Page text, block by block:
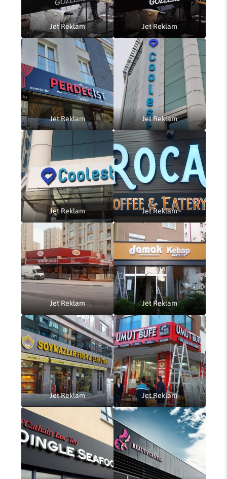
Jet Reklam Jet Reklam
Jet Reklam Jet Reklam
Jet Reklam Jet Reklam
Jet Reklam Jet Reklam
Jet Reklam Jet Reklam